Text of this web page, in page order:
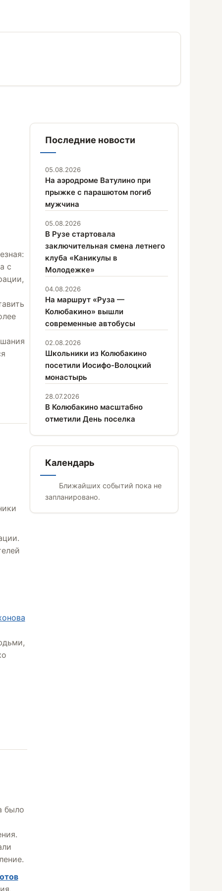
с
было
Последние новости
05.08.2026
На аэродроме Ватулино при
прыжке с парашютом погиб
мужчина
05.08.2026
В Рузе стартовала
заключительная смена летнего
клуба «Каникулы в
Молодежке»
04.08.2026
На маршрут «Руза —
Колюбакино» вышли
современные автобусы
02.08.2026
Школьники из Колюбакино
посетили Иосифо-Волоцкий
монастырь
28.07.2026
В Колюбакино масштабно
отметили День поселка
Календарь
Ближайших событий пока не
запланировано.